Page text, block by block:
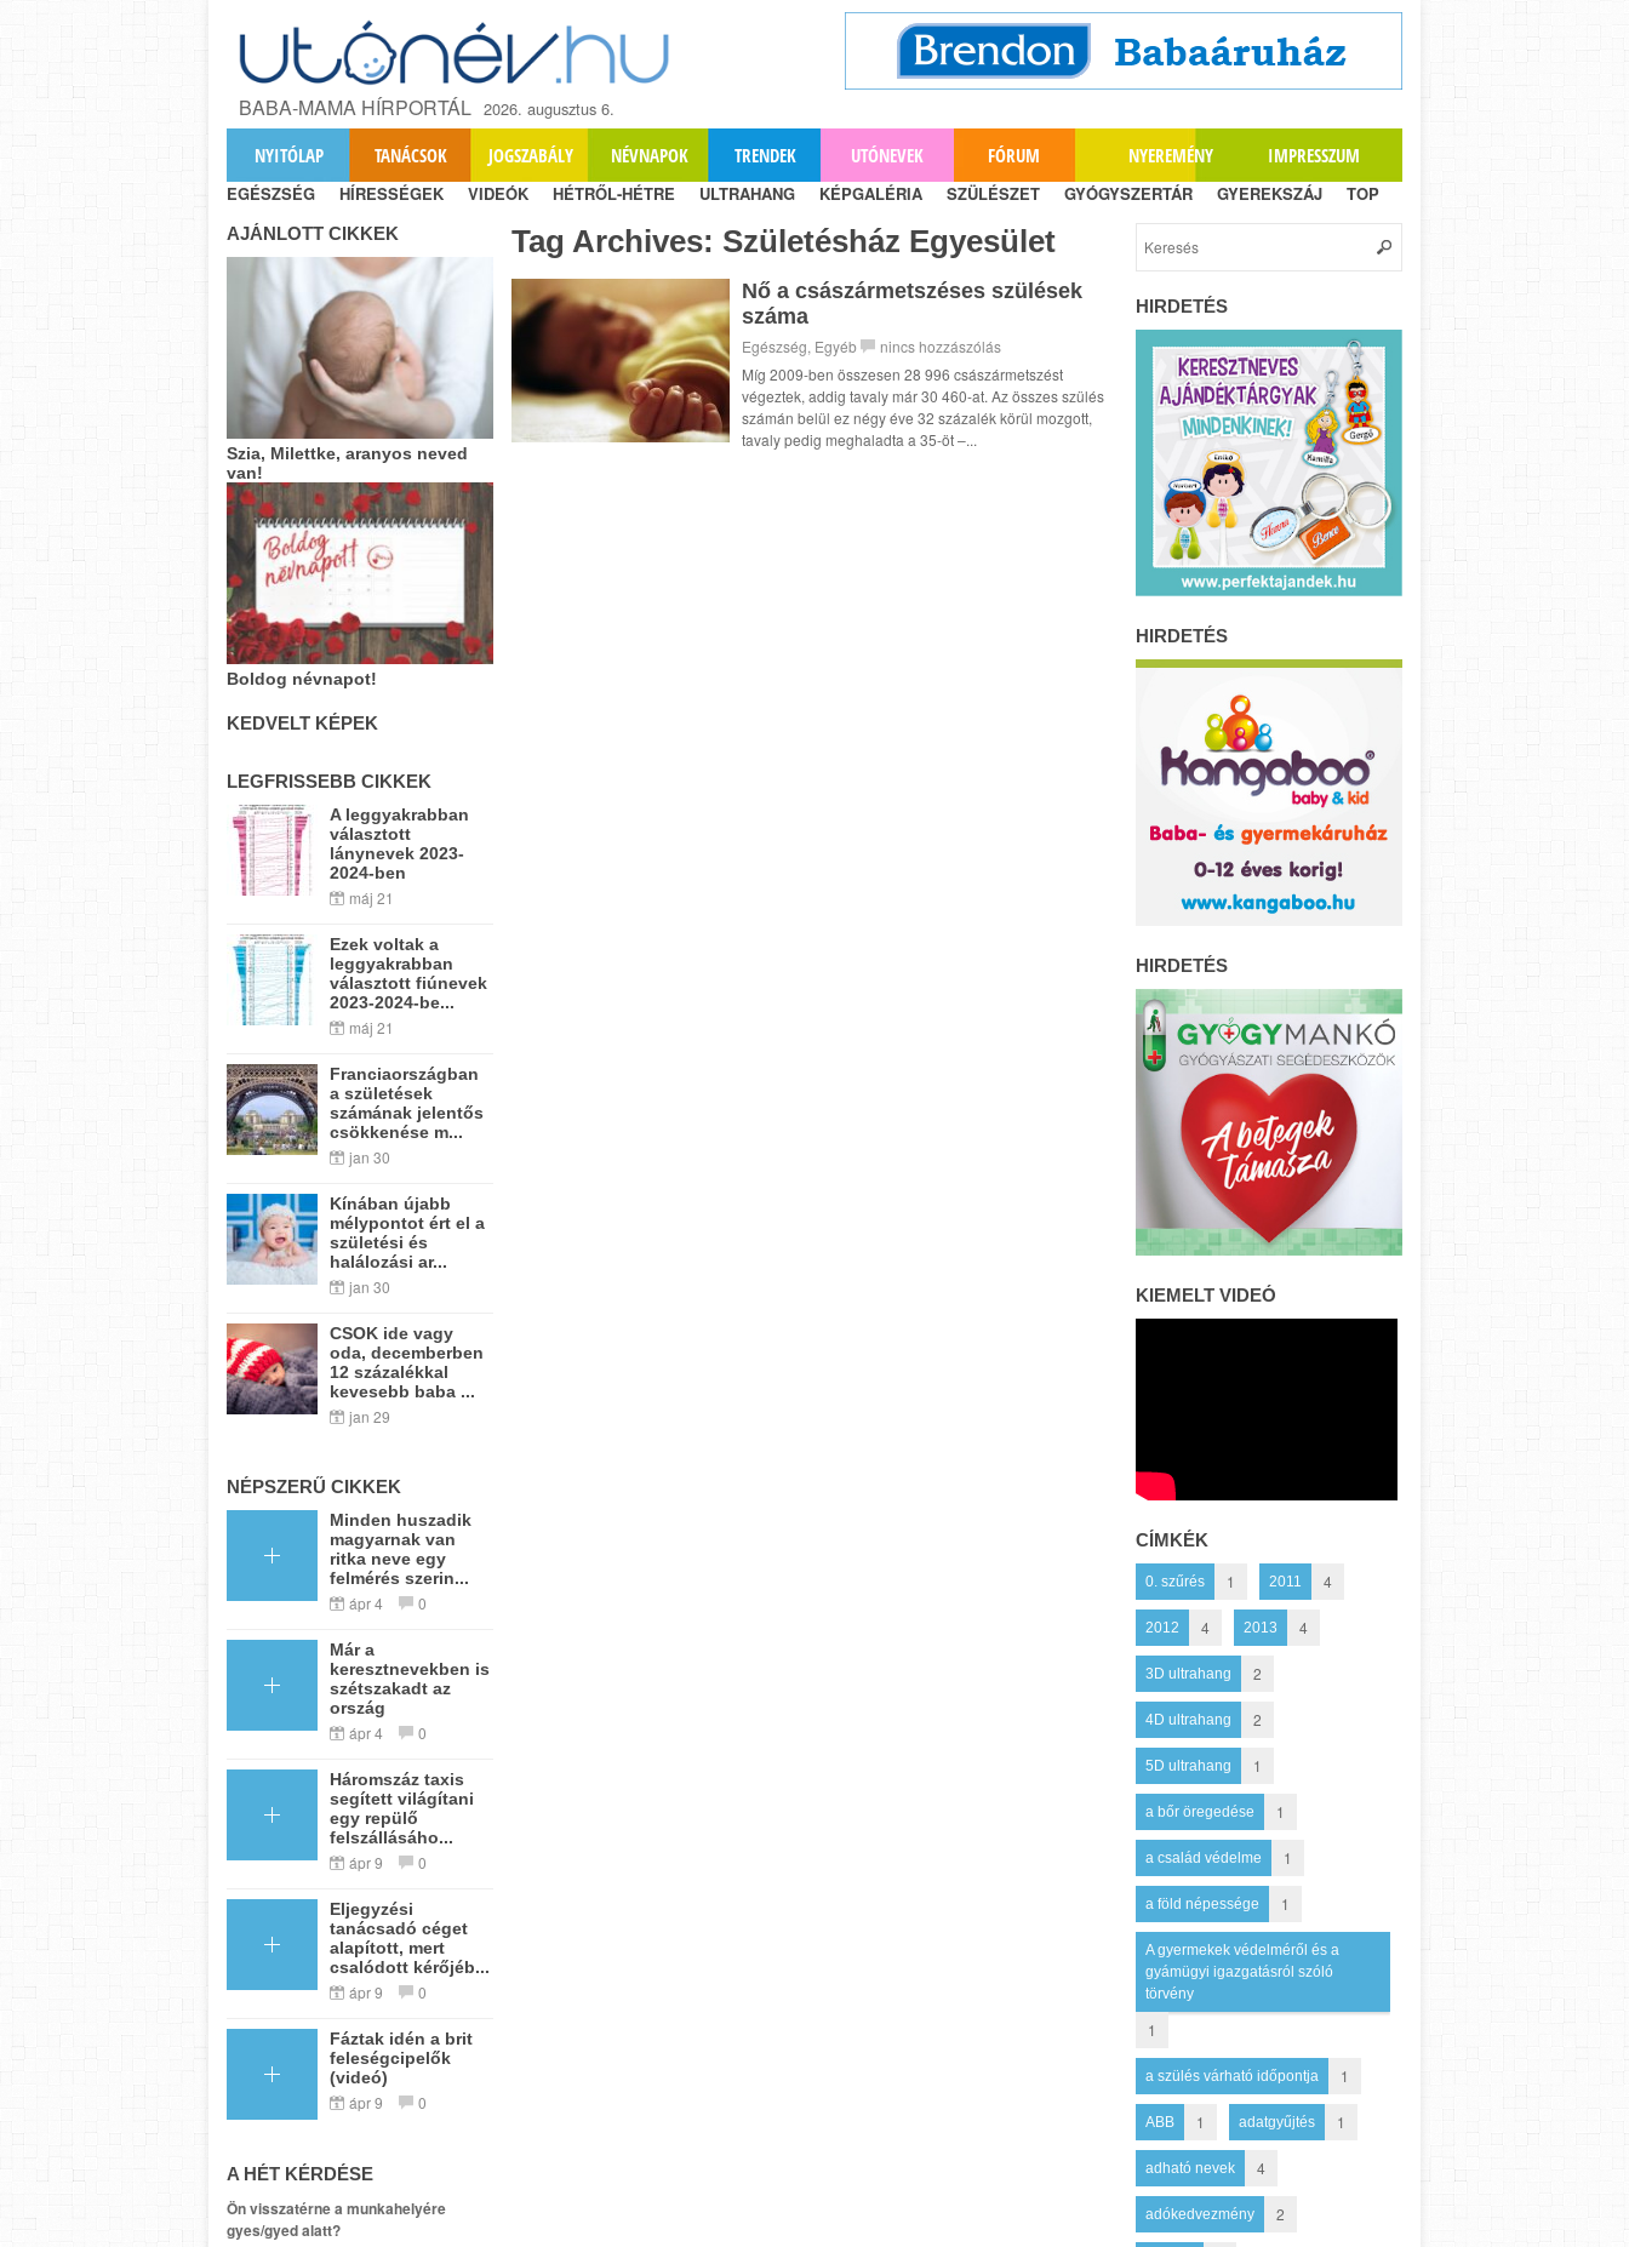
BABA-MAMA HÍRPORTÁL 2026. augusztus 6.
NYITÓLAP TANÁCSOK JOGSZABÁLY NÉVNAPOK TRENDEK UTÓNEVEK FÓRUM NYEREMÉNY IMPRESSZUM
EGÉSZSÉG HÍRESSÉGEK VIDEÓK HÉTRŐL-HÉTRE ULTRAHANG KÉPGALÉRIA SZÜLÉSZET GYÓGYSZERTÁR GYEREKSZÁJ TOP
Tag Archives: Születésház Egyesület
Nő a császármetszéses szülések
száma
Egészség, Egyéb
nincs hozzászólás
Míg 2009-ben összesen 28 996 császármetszést
végeztek, addig tavaly már 30 460-at. Az összes szülés
számán belül ez négy éve 32 százalék körül mozgott,
tavaly pedig meghaladta a 35-öt –...
AJÁNLOTT CIKKEK
Szia, Milettke, aranyos neved
van!
Boldog névnapot!
KEDVELT KÉPEK
LEGFRISSEBB CIKKEK
A leggyakrabban
választott
lánynevek 2023-
2024-ben
máj 21
Ezek voltak a
leggyakrabban
választott fiúnevek
2023-2024-be...
máj 21
Franciaországban
a születések
számának jelentős
csökkenése m...
jan 30
Kínában újabb
mélypontot ért el a
születési és
halálozási ar...
jan 30
CSOK ide vagy
oda, decemberben
12 százalékkal
kevesebb baba ...
jan 29
NÉPSZERŰ CIKKEK
Minden huszadik
magyarnak van
ritka neve egy
felmérés szerin...
ápr 4 0
Már a
keresztnevekben is
szétszakadt az
ország
ápr 4 0
Háromszáz taxis
segített világítani
egy repülő
felszállásáho...
ápr 9 0
Eljegyzési
tanácsadó céget
alapított, mert
csalódott kérőjéb...
ápr 9 0
Fáztak idén a brit
feleségcipelők
(videó)
ápr 9 0
A HÉT KÉRDÉSE
Ön visszatérne a munkahelyére
gyes/gyed alatt?
HIRDETÉS
HIRDETÉS
HIRDETÉS
KIEMELT VIDEÓ
CÍMKÉK
0. szűrés 1 2011 4
2012 4 2013 4
3D ultrahang 2
4D ultrahang 2
5D ultrahang 1
a bőr öregedése 1
a család védelme 1
a föld népessége 1
A gyermekek védelméről és a
gyámügyi igazgatásról szóló
törvény
1
a szülés várható időpontja 1
ABB 1 adatgyűjtés 1
adható nevek 4
adókedvezmény 2